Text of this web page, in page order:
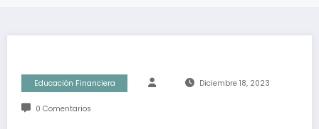
Educación Financiera Diciembre 18, 2023
0 Comentarios